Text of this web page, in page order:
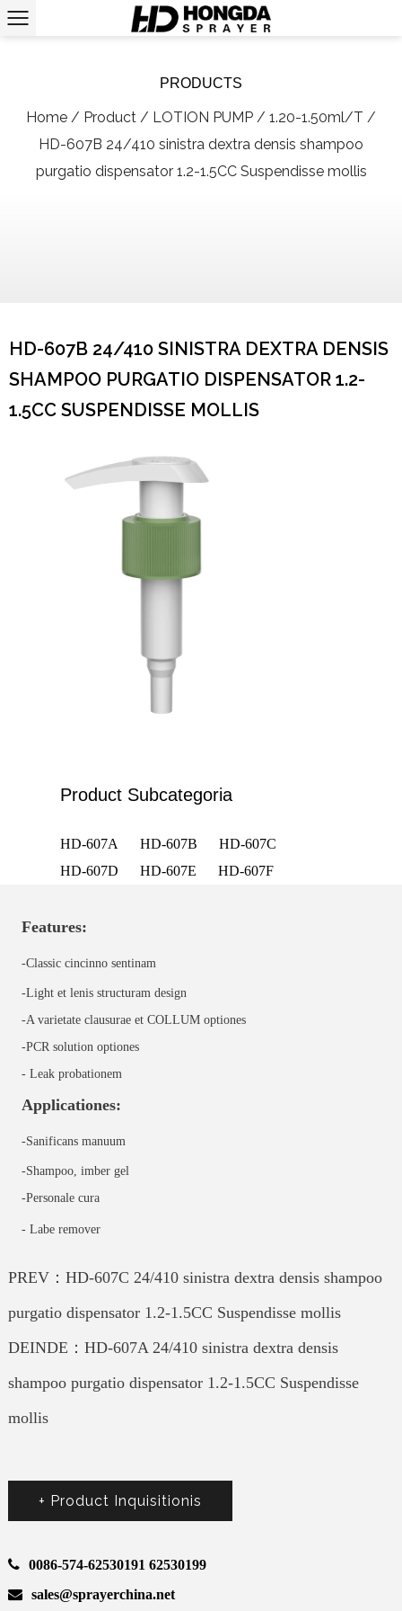
PRODUCTS
Home / Product / LOTION PUMP / 1.20-1.50ml/T /
HD-607B 24/410 sinistra dextra densis shampoo
purgatio dispensator 1.2-1.5CC Suspendisse mollis
HD-607B 24/410 SINISTRA DEXTRA DENSIS
SHAMPOO PURGATIO DISPENSATOR 1.2-
1.5CC SUSPENDISSE MOLLIS
Product Subcategoria
HD-607A HD-607B
HD-607C
HD-607D
HD-607E HD-607F
Features:
-Classic cincinno sentinam
-Light et lenis structuram design
-A varietate clausurae et COLLUM optiones
-PCR solution optiones
- Leak probationem
Applicationes:
-Sanificans manuum
-Shampoo, imber gel
-Personale cura
- Labe remover
PREV：HD-607C 24/410 sinistra dextra densis shampoo
purgatio dispensator 1.2-1.5CC Suspendisse mollis
DEINDE：HD-607A 24/410 sinistra dextra densis
shampoo purgatio dispensator 1.2-1.5CC Suspendisse
mollis
+ Product Inquisitionis
0086-574-62530191 62530199
sales@sprayerchina.net